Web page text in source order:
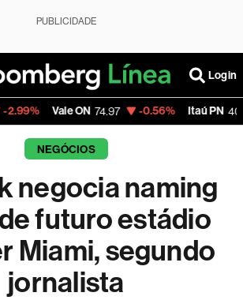
PUBLICIDADE
Login
ON 74.97 -0.56% Itaú PN 40.75 -2.58%
NEGÓCIOS
negocia naming
futuro estádio
Miami, segundo
jornalista